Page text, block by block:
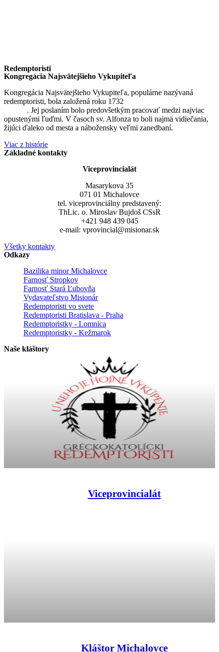
Redemptoristi
Kongregácia Najsvätejšieho Vykupiteľa
Kongregácia Najsvätejšieho Vykupiteľa, populárne nazývaná
redemptoristi, bola založená roku 1732
. Jej poslaním bolo predovšetkým pracovať medzi najviac
opustenými ľuďmi. V časoch sv. Alfonza to boli najmä vidiečania,
žijúci ďaleko od mesta a nábožensky veľmi zanedbaní.
Viac z histórie
Základné kontakty
Viceprovincialát
Masarykova 35
071 01 Michalovce
tel. viceprovinciálny predstavený:
ThLic. o. Miroslav Bujdoš CSsR
+421 948 439 045
e-mail: vprovincial@misionar.sk
Všetky kontakty
Odkazy
Bazilika minor Michalovce
Farnosť Stropkov
Farnosť Stará Ľubovňa
Vydavateľstvo Misionár
Redemptoristi vo svete
Redemptoristi Bratislava - Praha
Redemptoristky - Lomnica
Redemptoristky - Kežmarok
Naše kláštory
Viceprovincialát
Kláštor Michalovce